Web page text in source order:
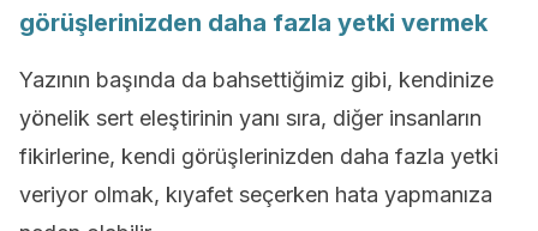
görüşlerinizden daha fazla yetki vermek
Yazının başında da bahsettiğimiz gibi, kendinize
yönelik sert eleştirinin yanı sıra, diğer insanların
fikirlerine, kendi görüşlerinizden daha fazla yetki
veriyor olmak, kıyafet seçerken hata yapmanıza